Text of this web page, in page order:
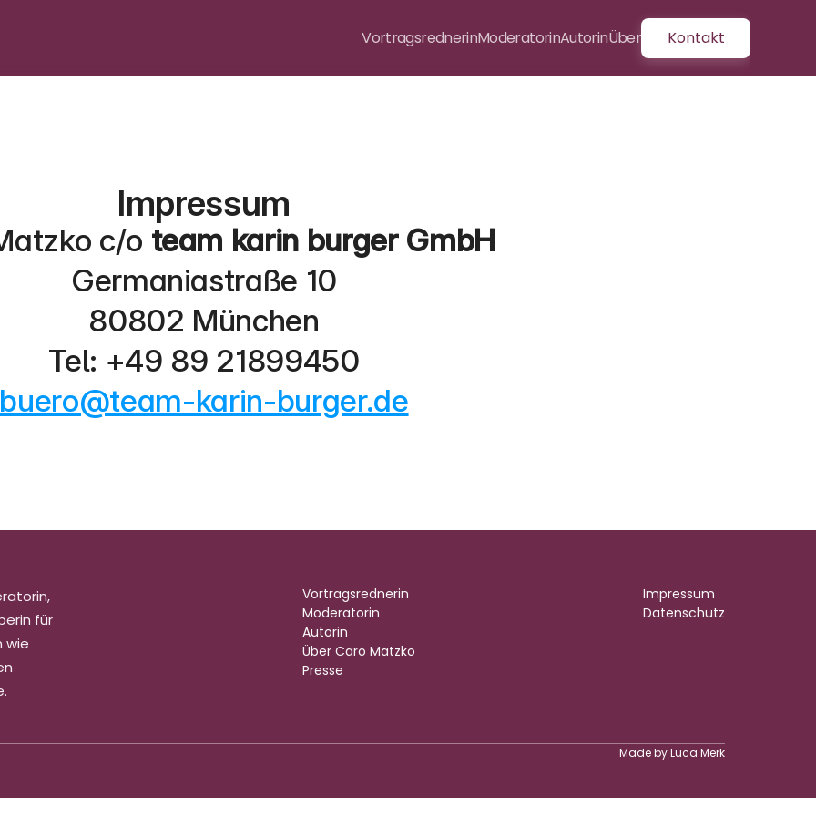
VortragsrednerinModeratorinAutorinÜber Kontakt
Impressum
c/o team karin burger GmbH
Germaniastraße 10
80802 München
Tel: +49 89 21899450
buero@team-karin-burger.de
für
wie
Vortragsrednerin
Moderatorin
Autorin
Über Caro Matzko
Presse
Impressum
Datenschutz
Made by Luca Merk